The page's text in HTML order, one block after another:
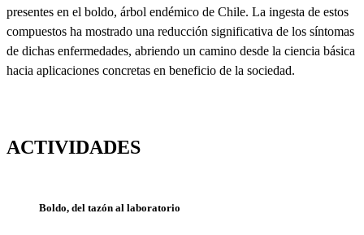
presentes en el boldo, árbol endémico de Chile. La ingesta de estos
compuestos ha mostrado una reducción significativa de los síntomas
de dichas enfermedades, abriendo un camino desde la ciencia básica
hacia aplicaciones concretas en beneficio de la sociedad.
ACTIVIDADES
Boldo, del tazón al laboratorio